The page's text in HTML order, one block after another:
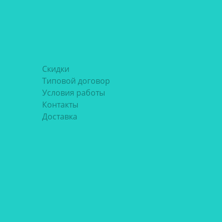
Скидки
Типовой договор
Условия работы
Контакты
Доставка